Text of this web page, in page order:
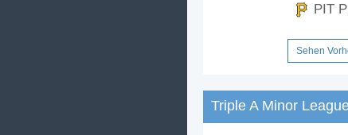
PIT
Sehen
Triple A Minor